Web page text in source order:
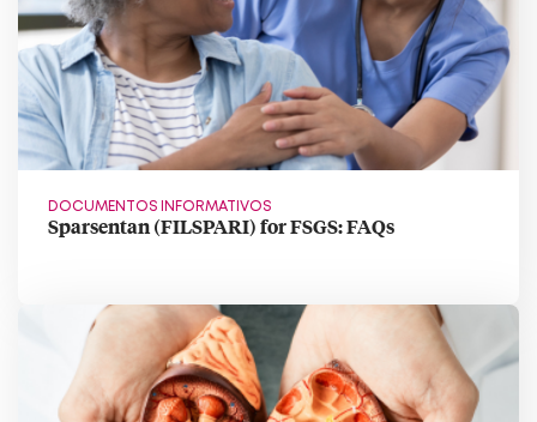
DOCUMENTOS INFORMATIVOS
Sparsentan (FILSPARI) for FSGS: FAQs